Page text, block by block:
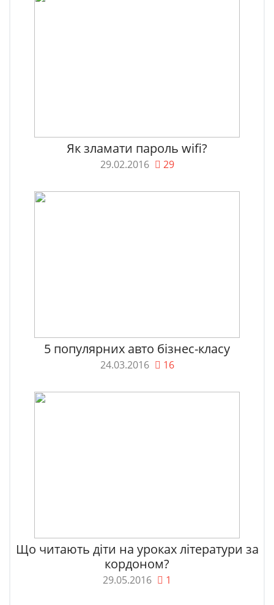
Як зламати пароль wifi?
29.02.2016 29
5 популярних авто бізнес-класу
24.03.2016 16
Що читають діти на уроках літератури за
кордоном?
29.05.2016 1